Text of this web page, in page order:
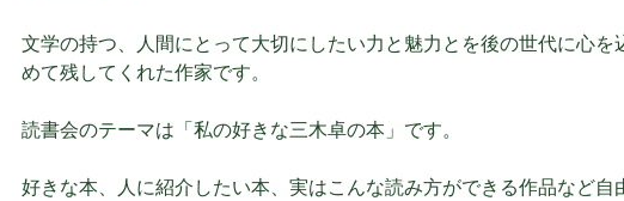
文学の持つ、人間にとって大切にしたい力と魅力とを後の世代に心を
めて残してくれた作家です。
読書会のテーマは「私の好きな三木卓の本」です。
好きな本、人に紹介したい本、実はこんな読み方ができる作品など自